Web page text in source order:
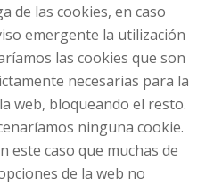
de las cookies, en caso
emergente la utilización
las cookies que son
necesarias para la
web, bloqueando el resto.
ninguna cookie.
este caso que muchas de
de la web no